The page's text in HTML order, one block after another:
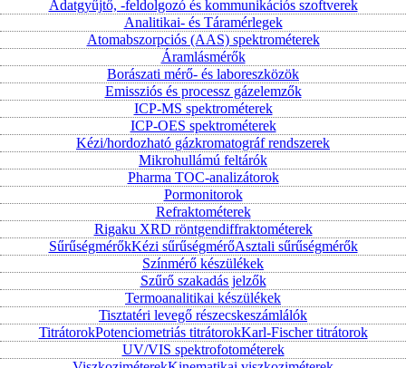
Adatgyűjtő, -feldolgozó és kommunikációs szoftverek
Analitikai- és Táramérlegek
Atomabszorpciós (AAS) spektrométerek
Áramlásmérők
Borászati mérő- és laboreszközök
Emissziós és processz gázelemzők
ICP-MS spektrométerek
ICP-OES spektrométerek
Kézi/hordozható gázkromatográf rendszerek
Mikrohullámú feltárók
Pharma TOC-analizátorok
Pormonitorok
Refraktométerek
Rigaku XRD röntgendiffraktométerek
SűrűségmérőkKézi sűrűségmérőAsztali sűrűségmérők
Színmérő készülékek
Szűrő szakadás jelzők
Termoanalitikai készülékek
Tisztatéri levegő részecskeszámlálók
TitrátorokPotenciometriás titrátorokKarl-Fischer titrátorok
UV/VIS spektrofotométerek